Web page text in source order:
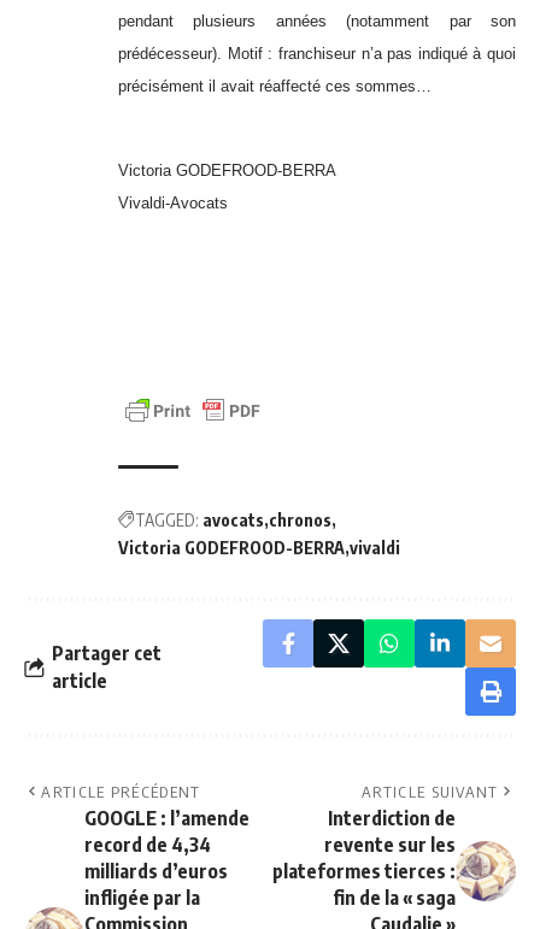
pendant plusieurs années (notamment par son
prédécesseur). Motif : franchiseur n’a pas indiqué à quoi
précisément il avait réaffecté ces sommes…
Victoria GODEFROOD-BERRA
Vivaldi-Avocats
TAGGED: avocats chronos
Victoria GODEFROOD-BERRA vivaldi
Partager cet
article
ARTICLE PRÉCÉDENT
GOOGLE : l’amende
record de 4,34
milliards d’euros
infligée par la
ARTICLE SUIVANT
Interdiction de
revente sur les
plateformes tierces :
fin de la « saga